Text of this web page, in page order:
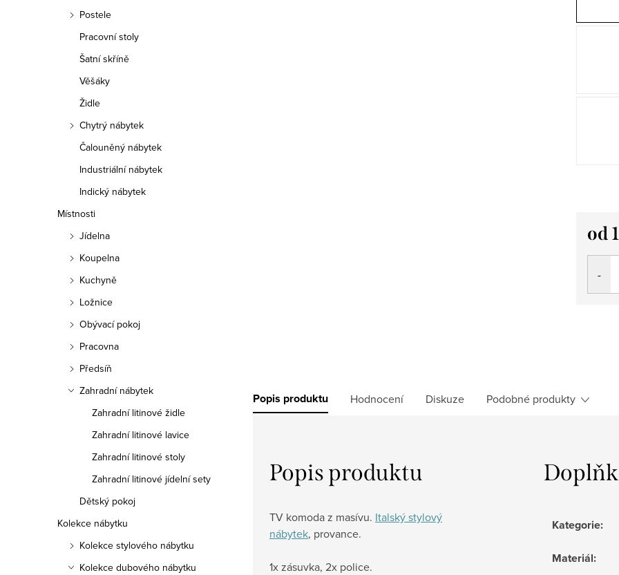
Postele
Pracovní stoly
Šatní skříně
Věšáky
Židle
Chytrý nábytek
Čalouněný nábytek
Industriální nábytek
Indický nábytek
Místnosti
Jídelna
Koupelna
Kuchyně
Ložnice
Obývací pokoj
Pracovna
Předsíň
Zahradní nábytek
Zahradní litinové židle
Zahradní litinové lavice
Zahradní litinové stoly
Zahradní litinové jídelní sety
Dětský pokoj
Kolekce nábytku
Kolekce stylového nábytku
Kolekce dubového nábytku
od
Měrná
Popis produktu Hodnocení Diskuze Podobné produkty
Popis produktu
TV komoda z masívu. Italský stylový
nábytek, provance.
1x zásuvka, 2x police.
Kategorie:
Materiál: